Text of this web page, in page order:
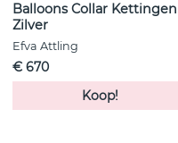
Balloons Collar Kettingen
Zilver
Efva Attling
€ 670
Koop!